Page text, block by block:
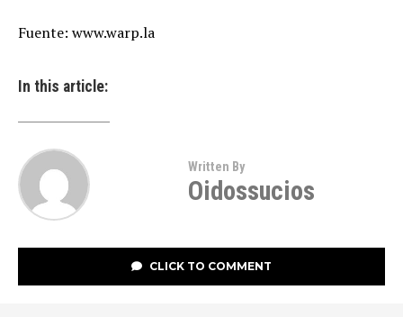
Fuente: www.warp.la
In this article:
Written By
Oidossucios
CLICK TO COMMENT